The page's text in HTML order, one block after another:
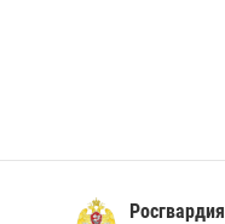
Росгвардия